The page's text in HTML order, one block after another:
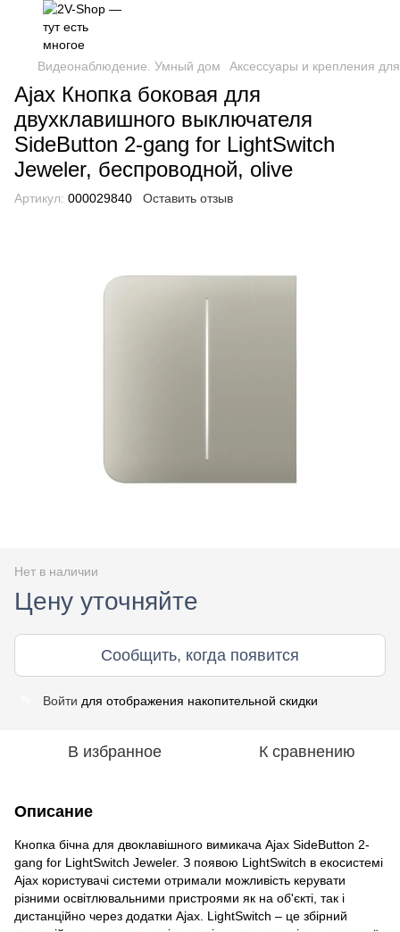
Видеонаблюдение. Умный дом Аксессуары и крепления
Ajax Кнопка боковая для
двухклавишного выключателя
SideButton 2-gang for LightSwitch
Jeweler, беспроводной, olive
Артикул: 000029840 Оставить отзыв
Нет в наличии
Цену уточняйте
Сообщить, когда появится
Войти для отображения накопительной скидки
В избранное К сравнению
Описание
Кнопка бічна для двоклавішного вимикача Ajax SideButton 2-
gang for LightSwitch Jeweler. З появою LightSwitch в екосистемі
Ajax користувачі системи отримали можливість керувати
різними освітлювальними пристроями як на об'єкті, так і
дистанційно через додатки Ajax. LightSwitch – це збірний